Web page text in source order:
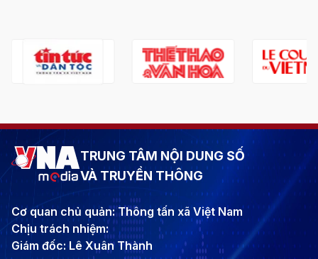
TRUNG TÂM NỘI DUNG SỐ
VÀ TRUYỀN THÔNG
Cơ quan chủ quản: Thông tấn xã Việt Nam
Chịu trách nhiệm:
Giám đốc: Lê Xuân Thành